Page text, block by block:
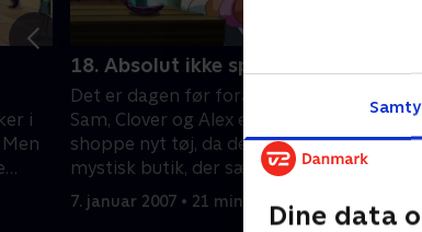
Dine data
i
18. Absolut ikke spioner - del 1
Det er dagen før forårets første dag.
Sam, Clover og Alex er i Groove for at
shoppe nyt tøj, da de falder over en
mystisk butik, der sælger seje
armbånd!
7. januar 2007 • 21 min